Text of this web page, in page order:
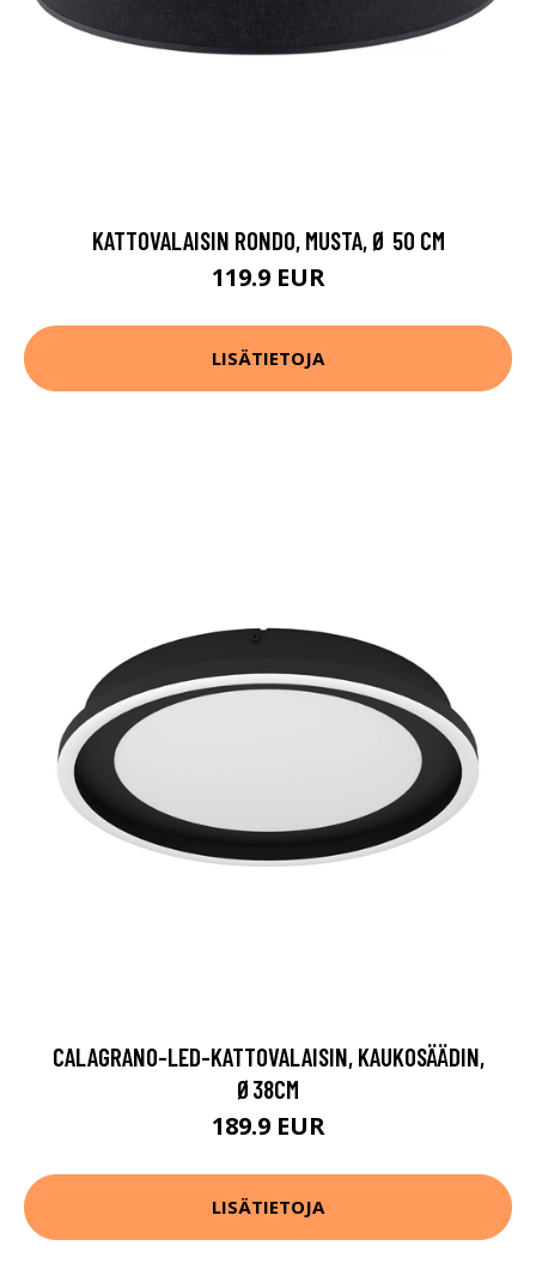
KATTOVALAISIN RONDO, MUSTA, Ø 50 CM
119.9 EUR
LISÄTIETOJA
CALAGRANO-LED-KATTOVALAISIN, KAUKOSÄÄDIN,
Ø38CM
189.9 EUR
LISÄTIETOJA